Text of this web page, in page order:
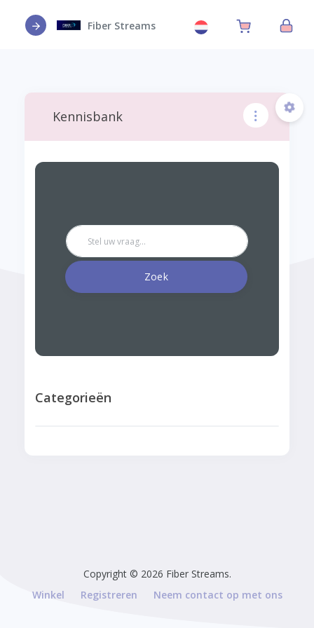
Fiber Streams
Kennisbank
Categorieën
Copyright © 2026 Fiber Streams.
Winkel
Registreren Neem contact op met ons